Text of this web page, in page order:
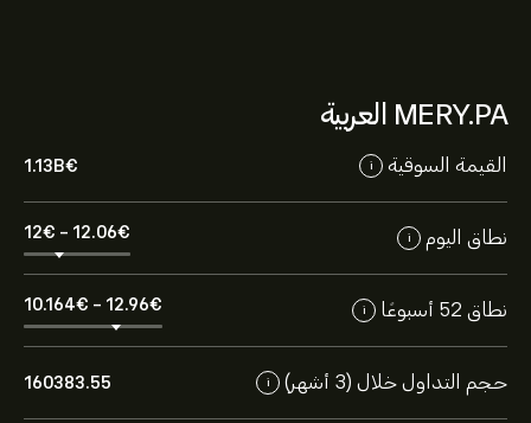
MERY.PA العربية
القيمة السوقية i
1.13B‎€‎
نطاق اليوم i
12‎€‎ - 12.06‎€‎
نطاق 52 أسبوعًا i
10.164‎€‎ - 12.96‎€‎
حجم التداول خلال (3 أشهر) i
160383.55